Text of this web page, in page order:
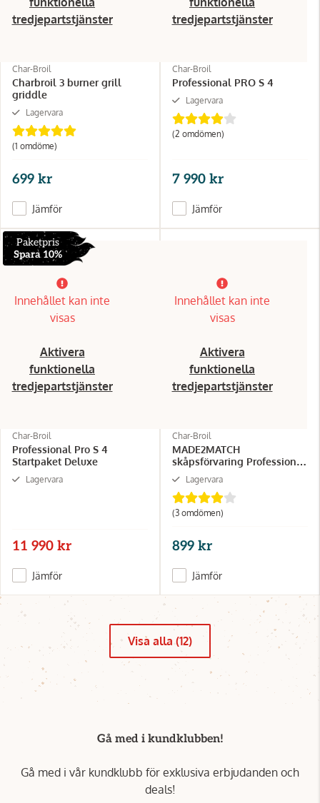
tredjepartstjänster
Char-Broil
Charbroil 3 burner grill
griddle
Lagervara
(1 omdöme)
699 kr
Jämför
tredjepartstjänster
Char-Broil
Professional PRO S 4
Lagervara
(2 omdömen)
7 990 kr
Jämför
Paketpris
Spara 10%
Innehållet kan inte
visas
Aktivera
funktionella
tredjepartstjänster
Char-Broil
Professional Pro S 4
Startpaket Deluxe
Lagervara
11 990 kr
Jämför
Innehållet kan inte
visas
Aktivera
funktionella
tredjepartstjänster
Char-Broil
MADE2MATCH
skåpsförvaring Professional
PRO S3/S4
Lagervara
(3 omdömen)
899 kr
Jämför
Visa alla (12)
Gå med i kundklubben!
Gå med i vår kundklubb för exklusiva erbjudanden och
deals!